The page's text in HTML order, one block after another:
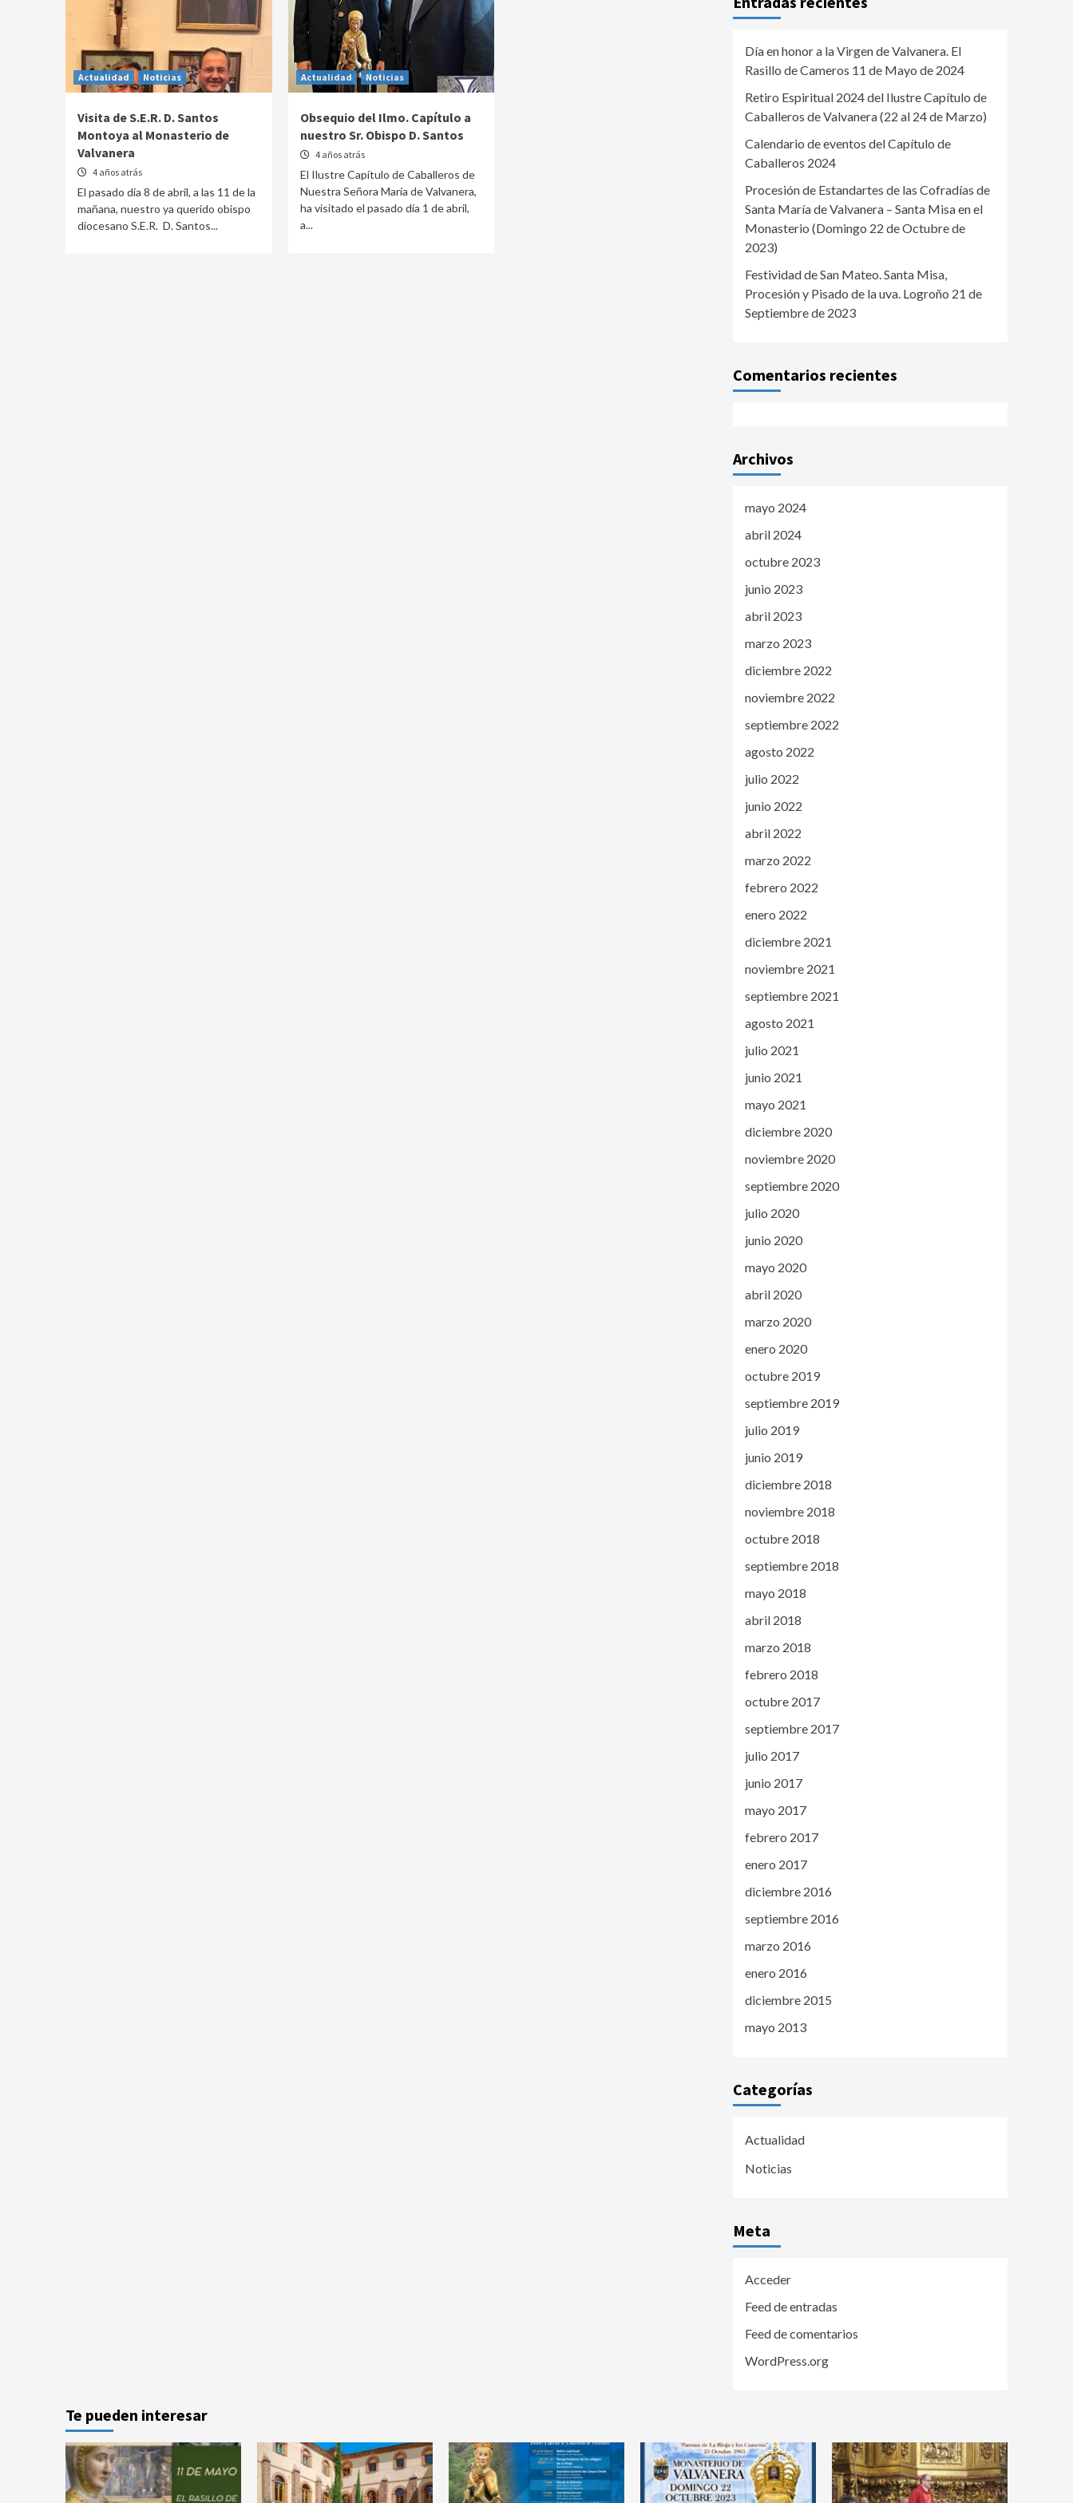
Actualidad Noticias
Visita de S.E.R. D. Santos
Montoya al Monasterio de
Valvanera
4 años atrás
El pasado día 8 de abril, a las 11 de la
mañana, nuestro ya querido obispo
diocesano S.E.R. D. Santos...
Actualidad Noticias
Obsequio del Ilmo. Capítulo a
nuestro Sr. Obispo D. Santos
4 años atrás
El Ilustre Capítulo de Caballeros de
Nuestra Señora María de Valvanera,
ha visitado el pasado día 1 de abril,
a...
Día en honor a la Virgen de Valvanera. El
Rasillo de Cameros 11 de Mayo de 2024
Retiro Espiritual 2024 del Ilustre Capítulo de
Caballeros de Valvanera (22 al 24 de Marzo)
Calendario de eventos del Capítulo de
Caballeros 2024
Procesión de Estandartes de las Cofradías de
Santa María de Valvanera – Santa Misa en el
Monasterio (Domingo 22 de Octubre de
2023)
Festividad de San Mateo. Santa Misa,
Procesión y Pisado de la uva. Logroño 21 de
Septiembre de 2023
Comentarios recientes
Archivos
mayo 2024
abril 2024
octubre 2023
junio 2023
abril 2023
marzo 2023
diciembre 2022
noviembre 2022
septiembre 2022
agosto 2022
julio 2022
junio 2022
abril 2022
marzo 2022
febrero 2022
enero 2022
diciembre 2021
noviembre 2021
septiembre 2021
agosto 2021
julio 2021
junio 2021
mayo 2021
diciembre 2020
noviembre 2020
septiembre 2020
julio 2020
junio 2020
mayo 2020
abril 2020
marzo 2020
enero 2020
octubre 2019
septiembre 2019
julio 2019
junio 2019
diciembre 2018
noviembre 2018
octubre 2018
septiembre 2018
mayo 2018
abril 2018
marzo 2018
febrero 2018
octubre 2017
septiembre 2017
julio 2017
junio 2017
mayo 2017
febrero 2017
enero 2017
diciembre 2016
septiembre 2016
marzo 2016
enero 2016
diciembre 2015
mayo 2013
Categorías
Actualidad
Noticias
Meta
Acceder
Feed de entradas
Feed de comentarios
WordPress.org
Te pueden interesar